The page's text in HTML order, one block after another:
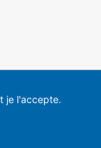
je l'accepte.